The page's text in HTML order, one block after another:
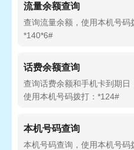
流量余额查询
查询流量余额，使用本机号码
*140*6#
话费余额查询
查询话费余额和手机卡到期日
使用本机号码拨打：*124#
本机号码查询
本机号码查询，使用本机号码